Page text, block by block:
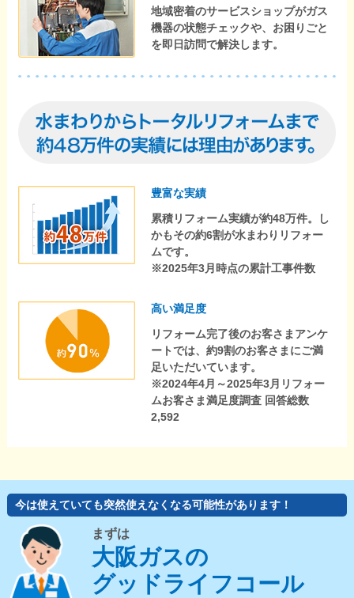
地域密着のサービスショップがガス
機器の状態チェックや、お困りごと
を即日訪問で解決します。
豊富な実績
累積リフォーム実績が約48万件。し
かもその約6割が水まわりリフォー
ムです。
※2025年3月時点の累計工事件数
高い満足度
リフォーム完了後のお客さまアンケ
ートでは、約9割のお客さまにご満
足いただいています。
※2024年4月～2025年3月リフォー
ムお客さま満足度調査 回答総数
2,592
今は使えていても突然使えなくなる可能性があります！
まずは
大阪ガスの
グッドライフコール